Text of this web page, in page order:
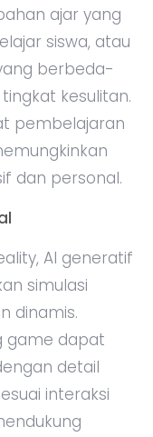
ajar yang
siswa, atau
berbeda-
kesulitan.
pembelajaran
dan personal.
AI generatif
simulasi
dinamis.
game dapat
detail
interaksi